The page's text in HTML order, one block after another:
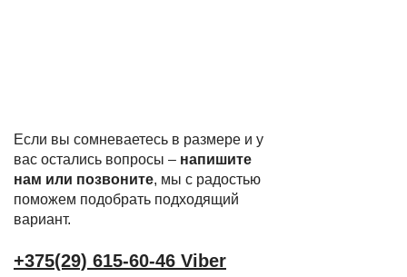
Если вы сомневаетесь в размере и у
вас остались вопросы – напишите
нам или позвоните, мы с радостью
поможем подобрать подходящий
вариант.
+375(29) 615-60-46 Viber